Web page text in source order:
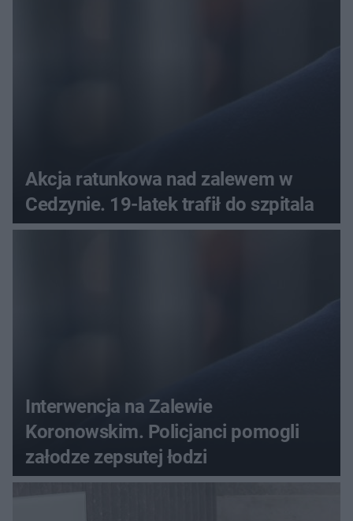
Akcja ratunkowa nad zalewem w
Cedzynie. 19-latek trafił do szpitala
Interwencja na Zalewie
Koronowskim. Policjanci pomogli
załodze zepsutej łodzi